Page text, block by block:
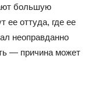
большую
ее оттуда, где ее
неоправданно
— причина может